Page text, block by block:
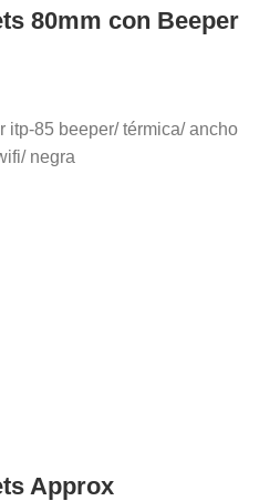
80mm con Beeper
itp-85 beeper/ térmica/ ancho
negra
Approx